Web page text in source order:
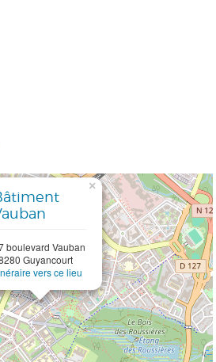
boulevard Vauban
Guyancourt
vers ce lieu
×